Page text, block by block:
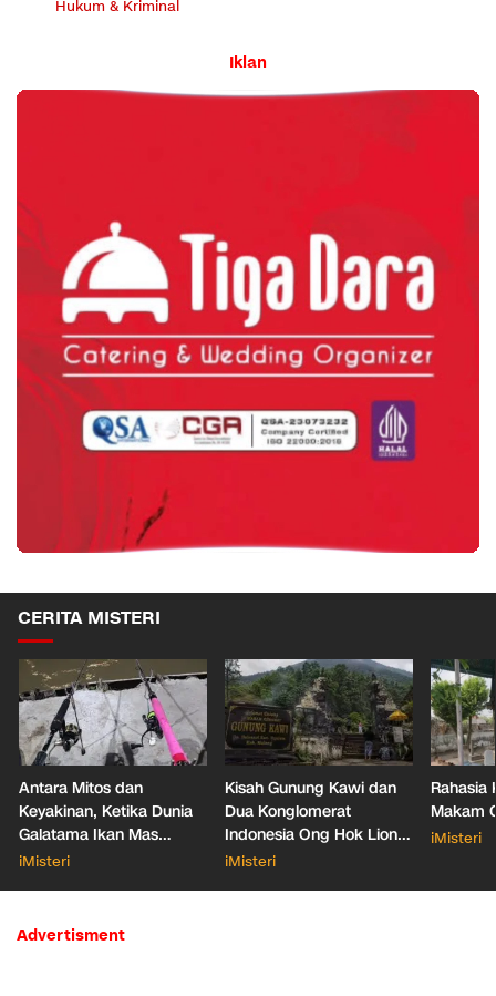
Hukum & Kriminal
Iklan
CERITA MISTERI
Antara Mitos dan
Keyakinan, Ketika Dunia
Galatama Ikan Mas
Bersentuhan dengan Hal
iMisteri
Kisah Gunung Kawi dan
Dua Konglomerat
Indonesia Ong Hok Liong
hingga Liem Sioe Liong
iMisteri
Rahasia
Makam
iMisteri
Advertisment